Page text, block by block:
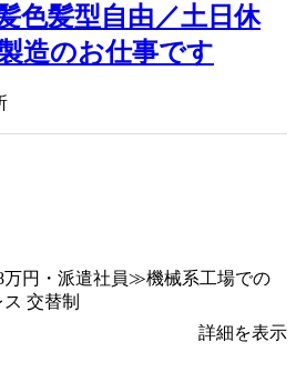
色髪型自由／土日休
造のお仕事です
円・派遣社員≫機械系工場での
交替制
詳細を表示